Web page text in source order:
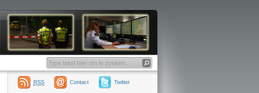
RSS Contact Twitter